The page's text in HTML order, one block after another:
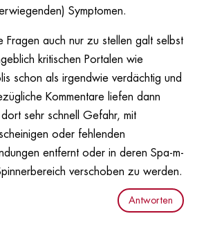
Symptomen.
Fragen auch nur zu stellen galt selbst
kritischen Portalen wie
schon als irgendwie verdächtig und
Kommentare liefen dann
dort sehr schnell Gefahr, mit
oder fehlenden
entfernt oder in deren Spa-m-
verschoben zu werden.
Antworten